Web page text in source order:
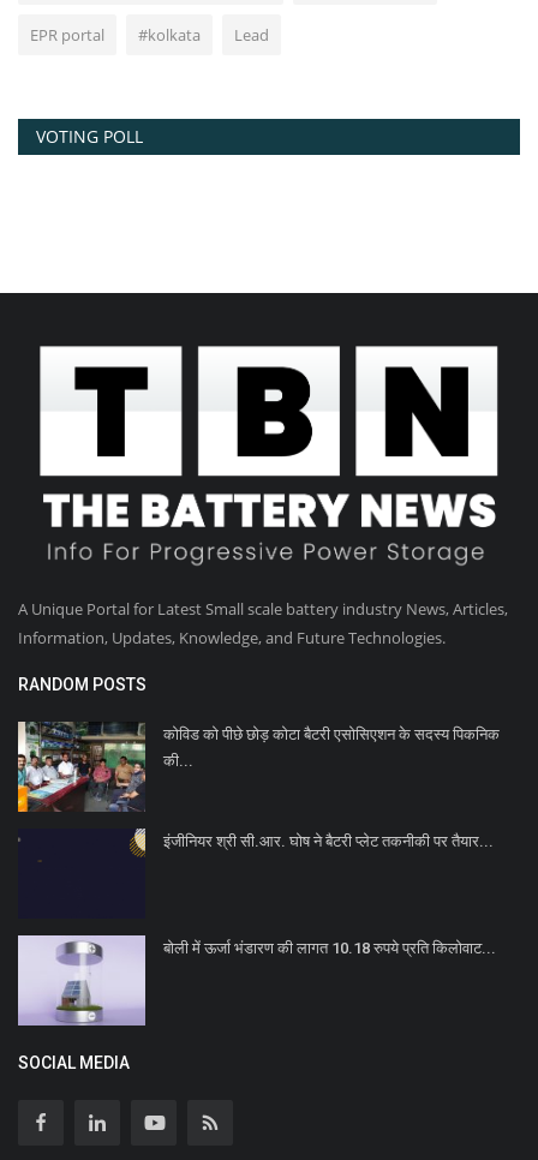
EPR portal #kolkata Lead
VOTING POLL
A Unique Portal for Latest Small scale battery industry News, Articles,
Information, Updates, Knowledge, and Future Technologies.
RANDOM POSTS
कोविड को पीछे छोड़ कोटा बैटरी एसोसिएशन के सदस्य पिकनिक
की...
इंजीनियर श्री सी.आर. घोष ने बैटरी प्लेट तकनीकी पर तैयार...
बोली में ऊर्जा भंडारण की लागत 10.18 रुपये प्रति किलोवाट...
SOCIAL MEDIA